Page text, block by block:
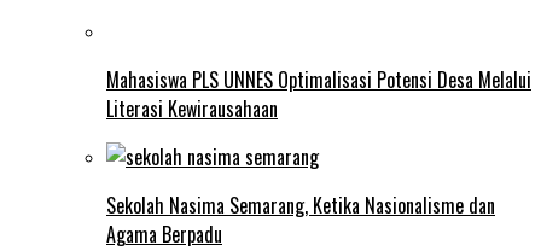
Mahasiswa PLS UNNES Optimalisasi Potensi Desa Melalui
Literasi Kewirausahaan
Sekolah Nasima Semarang, Ketika Nasionalisme dan
Agama Berpadu